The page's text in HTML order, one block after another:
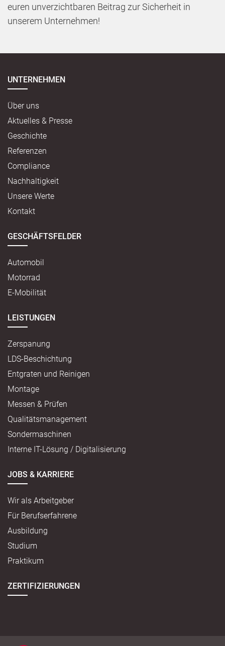
euren unverzichtbaren Beitrag zur Sicherheit in
unserem Unternehmen!
UNTERNEHMEN
Über uns
Aktuelles & Presse
Geschichte
Referenzen
Compliance
Nachhaltigkeit
Unsere Werte
Kontakt
GESCHÄFTSFELDER
Automobil
Motorrad
E-Mobilität
LEISTUNGEN
Zerspanung
LDS-Beschichtung
Entgraten und Reinigen
Montage
Messen & Prüfen
Qualitätsmanagement
Sondermaschinen
Interne IT-Lösung / Digitalisierung
JOBS & KARRIERE
Wir als Arbeitgeber
Für Berufserfahrene
Ausbildung
Studium
Praktikum
ZERTIFIZIERUNGEN